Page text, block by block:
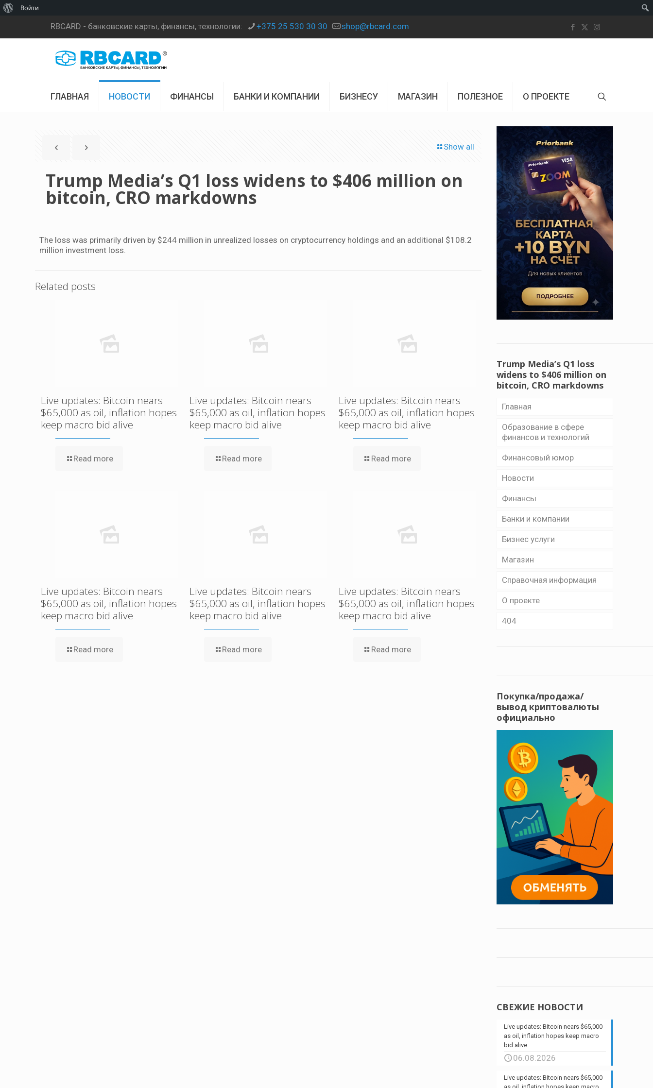
RBCARD - банковские карты, финансы, технологии: +375 25 530 30 30 shop@rbcard.com
ГЛАВНАЯ НОВОСТИ ФИНАНСЫ БАНКИ И КОМПАНИИ БИЗНЕСУ МАГАЗИН ПОЛЕЗНОЕ О ПРОЕКТЕ
Show all
Trump Media’s Q1 loss widens to $406 million on
bitcoin, CRO markdowns
The loss was primarily driven by $244 million in unrealized losses on cryptocurrency holdings and an additional $108.2
million investment loss.
Related posts
Live updates: Bitcoin nears
$65,000 as oil, inflation hopes
keep macro bid alive
Read more
Live updates: Bitcoin nears
$65,000 as oil, inflation hopes
keep macro bid alive
Read more
Live updates: Bitcoin nears
$65,000 as oil, inflation hopes
keep macro bid alive
Read more
Live updates: Bitcoin nears
$65,000 as oil, inflation hopes
keep macro bid alive
Read more
Live updates: Bitcoin nears
$65,000 as oil, inflation hopes
keep macro bid alive
Read more
Live updates: Bitcoin nears
$65,000 as oil, inflation hopes
keep macro bid alive
Read more
Trump Media’s Q1 loss
widens to $406 million on
bitcoin, CRO markdowns
Главная
Образование в сфере
финансов и технологий
Финансовый юмор
Новости
Финансы
Банки и компании
Бизнес уcлуги
Магазин
Справочная информация
О проекте
404
Покупка/продажа/
вывод криптовалюты
официально
СВЕЖИЕ НОВОСТИ
Live updates: Bitcoin nears $65,000
as oil, inflation hopes keep macro
bid alive
06.08.2026
Live updates: Bitcoin nears $65,000
Войти